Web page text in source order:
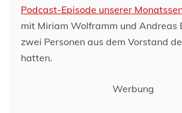
Podcast-Episode unserer
mit Miriam Wolframm und Andreas
zwei Personen aus dem Vorstand
hatten.
Werbung